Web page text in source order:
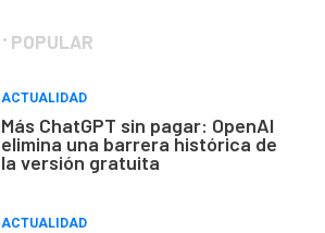
POPULAR
ACTUALIDAD
Más ChatGPT sin pagar: OpenAI
elimina una barrera histórica de
la versión gratuita
ACTUALIDAD